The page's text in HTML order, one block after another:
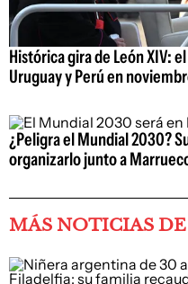
Histórica gira de León XIV:
Uruguay y Perú en
¿Peligra el Mundial 2030?
organizarlo junto a
MÁS NOTICIAS